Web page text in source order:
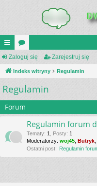
UI
C
K
_L
IN
or
a
Zaloguj się Zarejestruj się
Indeks witryny Regulamin
Regulamin
Forum
Regulamin forum
Tematy: 1 Posty: 1
Moderatorzy: woj45 Butryk
Ostatni post: Regulamin